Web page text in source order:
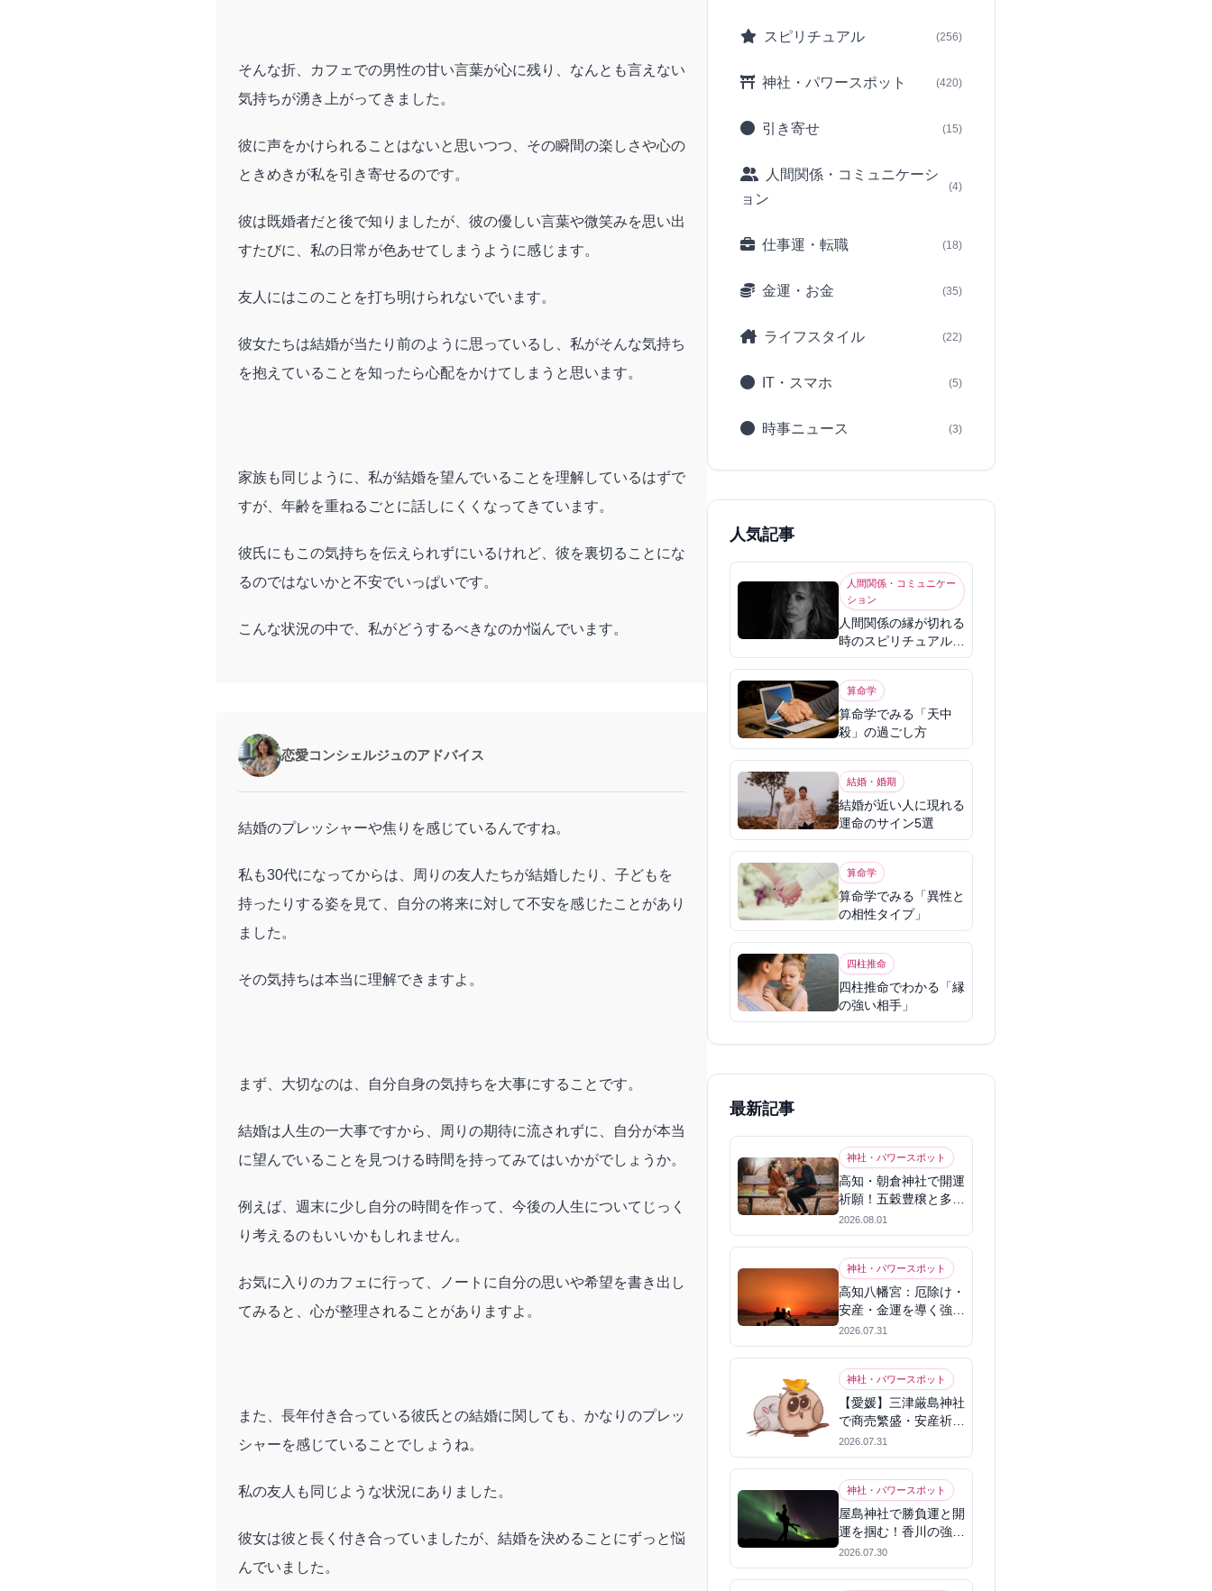
そんな折、カフェでの男性の甘い言葉が心に残り、なんとも言えない
気持ちが湧き上がってきました。
彼に声をかけられることはないと思いつつ、その瞬間の楽しさや心の
ときめきが私を引き寄せるのです。
彼は既婚者だと後で知りましたが、彼の優しい言葉や微笑みを思い出
すたびに、私の日常が色あせてしまうように感じます。
友人にはこのことを打ち明けられないでいます。
彼女たちは結婚が当たり前のように思っているし、私がそんな気持ち
を抱えていることを知ったら心配をかけてしまうと思います。
家族も同じように、私が結婚を望んでいることを理解しているはずで
すが、年齢を重ねるごとに話しにくくなってきています。
彼氏にもこの気持ちを伝えられずにいるけれど、彼を裏切ることにな
るのではないかと不安でいっぱいです。
こんな状況の中で、私がどうするべきなのか悩んでいます。
恋愛コンシェルジュのアドバイス
結婚のプレッシャーや焦りを感じているんですね。
私も30代になってからは、周りの友人たちが結婚したり、子どもを
持ったりする姿を見て、自分の将来に対して不安を感じたことがあり
ました。
その気持ちは本当に理解できますよ。
まず、大切なのは、自分自身の気持ちを大事にすることです。
結婚は人生の一大事ですから、周りの期待に流されずに、自分が本当
に望んでいることを見つける時間を持ってみてはいかがでしょうか。
例えば、週末に少し自分の時間を作って、今後の人生についてじっく
り考えるのもいいかもしれません。
お気に入りのカフェに行って、ノートに自分の思いや希望を書き出し
てみると、心が整理されることがありますよ。
また、長年付き合っている彼氏との結婚に関しても、かなりのプレッ
シャーを感じていることでしょうね。
私の友人も同じような状況にありました。
彼女は彼と長く付き合っていましたが、結婚を決めることにずっと悩
んでいました。
スピリチュアル (256)
神社・パワースポット (420)
引き寄せ (15)
人間関係・コミュニケーシ
ョン
(4)
仕事運・転職 (18)
金運・お金 (35)
ライフスタイル (22)
IT・スマホ (5)
時事ニュース (3)
人気記事
人間関係・コミュニケー
ション
人間関係の縁が切れる
時のスピリチュアル意
味
算命学
算命学でみる「天中
殺」の過ごし方
結婚・婚期
結婚が近い人に現れる
運命のサイン5選
算命学
算命学でみる「異性と
の相性タイプ」
四柱推命
四柱推命でわかる「縁
の強い相手」
最新記事
神社・パワースポット
高知・朝倉神社で開運
祈願！五穀豊穣と多幸
を呼ぶパワースポット
2026.08.01
神社・パワースポット
高知八幡宮：厄除け・
安産・金運を導く強力
パワースポット
2026.07.31
神社・パワースポット
【愛媛】三津厳島神社
で商売繁盛・安産祈
願！宗像三女神のパワ
ーを授かる
2026.07.31
神社・パワースポット
屋島神社で勝負運と開
運を掴む！香川の強力
パワースポット
2026.07.30